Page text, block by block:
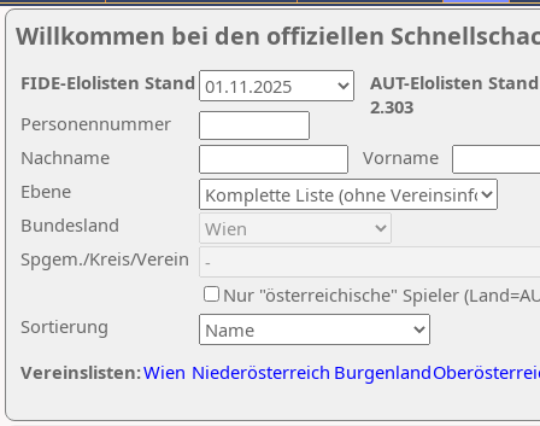
Willkommen bei den offiziellen
Nachname
Vorname
Ebene
Sortierung
Personennummer
Bundesland
Spgem./Kreis/Verein
Nur "österreichische" Spieler
Vereinslisten:Wien Niederösterreich Burgenland
AUT-Elolisten
2.303
FIDE-Elolisten Stand